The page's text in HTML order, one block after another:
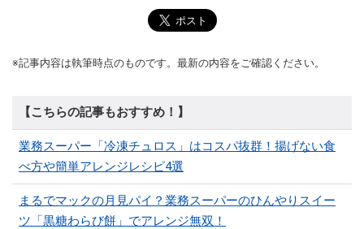
※記事内容は執筆時点のものです。最新の内容をご確認ください。
【こちらの記事もおすすめ！】
業務スーパー「冷凍チュロス」はコスパ抜群！揚げない食
べ方や簡単アレンジレシピ4選
まるでマックの月見パイ？業務スーパーのひんやりスイー
ツ「黒糖わらび餅」でアレンジ無双！